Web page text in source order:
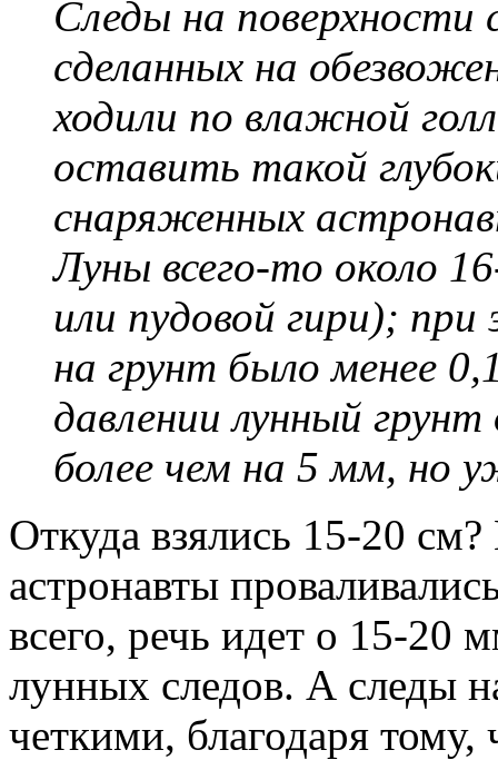
Следы на поверхности
сделанных на
ходили по влажной
оставить такой
снаряженных
Луны всего-то около
или пудовой гири);
на грунт было менее
давлении лунный
более чем на 5 мм, но
Откуда взялись 15-20
астронавты
всего, речь идет о 15-20
лунных следов. А следы
четкими, благодаря тому,